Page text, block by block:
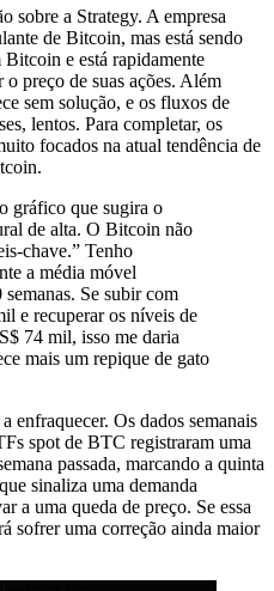
sobre a Strategy. A empresa
de Bitcoin, mas está sendo
e está rapidamente
o preço de suas ações. Além
sem solução, e os fluxos de
lentos. Para completar, os
focados na atual tendência de
gráfico que sugira o
de alta. O Bitcoin não
chave.” Tenho
a média móvel
Se subir com
e recuperar os níveis de
74 mil, isso me daria
mais um repique de gato
enfraquecer. Os dados semanais
spot de BTC registraram uma
passada, marcando a quinta
sinaliza uma demanda
a uma queda de preço. Se essa
sofrer uma correção ainda maior